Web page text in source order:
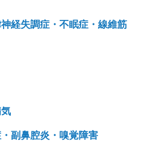
経失調症・不眠症・線維筋
副鼻腔炎・嗅覚障害